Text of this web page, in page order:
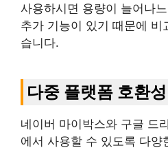
사용하시면 용량이 늘어나
추가 기능이 있기 때문에 비
습니다.
다중 플랫폼 호환성
네이버 마이박스와 구글 드
에서 사용할 수 있도록 다양